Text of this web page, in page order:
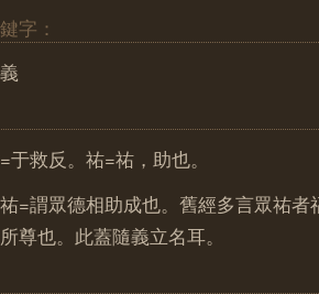
字：
于救反。祐=祐，助也。
=謂眾德相助成也。舊經多言眾祐者
尊也。此蓋隨義立名耳。